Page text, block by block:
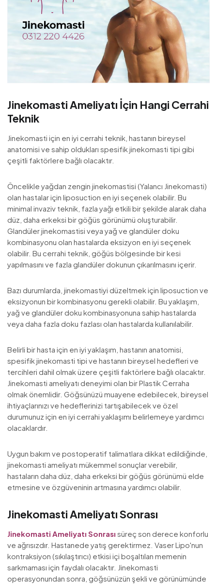
Jinekomasti Ameliyatı İçin Hangi Cerrahi
Teknik
Jinekomasti için en iyi cerrahi teknik, hastanın bireysel
anatomisi ve sahip oldukları spesifik jinekomasti tipi gibi
çeşitli faktörlere bağlı olacaktır.
Öncelikle yağdan zengin jinekomastisi (Yalancı Jinekomasti)
olan hastalar için liposuction en iyi seçenek olabilir. Bu
minimal invaziv teknik, fazla yağı etkili bir şekilde alarak daha
düz, daha erkeksi bir göğüs görünümü oluşturabilir.
Glandüler jinekomastisi veya yağ ve glandüler doku
kombinasyonu olan hastalarda eksizyon en iyi seçenek
olabilir. Bu cerrahi teknik, göğüs bölgesinde bir kesi
yapılmasını ve fazla glandüler dokunun çıkarılmasını içerir.
Bazı durumlarda, jinekomastiyi düzeltmek için liposuction ve
eksizyonun bir kombinasyonu gerekli olabilir. Bu yaklaşım,
yağ ve glandüler doku kombinasyonuna sahip hastalarda
veya daha fazla doku fazlası olan hastalarda kullanılabilir.
Belirli bir hasta için en iyi yaklaşım, hastanın anatomisi,
spesifik jinekomasti tipi ve hastanın bireysel hedefleri ve
tercihleri dahil olmak üzere çeşitli faktörlere bağlı olacaktır.
Jinekomasti ameliyatı deneyimi olan bir Plastik Cerraha
olmak önemlidir. Göğsünüzü muayene edebilecek, bireysel
ihtiyaçlarınızı ve hedeflerinizi tartışabilecek ve özel
durumunuz için en iyi cerrahi yaklaşımı belirlemeye yardımcı
olacaklardır.
Uygun bakım ve postoperatif talimatlara dikkat edildiğinde,
jinekomasti ameliyatı mükemmel sonuçlar verebilir,
hastaların daha düz, daha erkeksi bir göğüs görünümü elde
etmesine ve özgüveninin artmasına yardımcı olabilir.
Jinekomasti Ameliyatı Sonrası
Jinekomasti Ameliyatı Sonrası süreç son derece konforlu
ve ağrısızdır. Hastanede yatış gerektirmez. Vaser Lipo'nun
kontraksiyon (sıkılaştırıcı) etkisi içi boşaltılan memenin
sarkmaması için faydalı olacaktır. Jinekomasti
operasyonundan sonra, göğsünüzün şekli ve görünümünde